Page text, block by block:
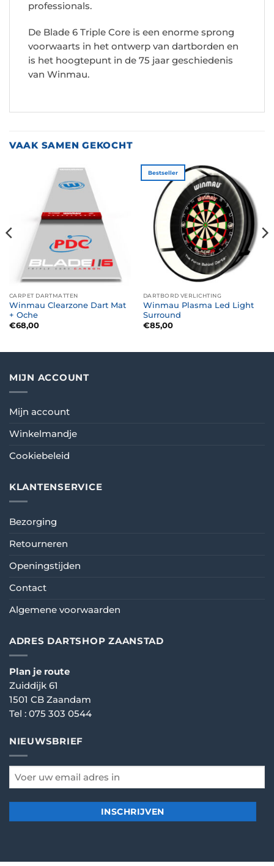
professionals.
De Blade 6 Triple Core is een enorme sprong
voorwaarts in het ontwerp van dartborden en
is het hoogtepunt in de 75 jaar geschiedenis
van Winmau.
VAAK SAMEN GEKOCHT
CARPET DARTMATTEN
Winmau Clearzone Dart Mat
+ Oche
€68,00
Bestseller
DARTBORD VERLICHTING
Winmau Plasma Led Light
Surround
€85,00
MIJN ACCOUNT
Mijn account
Winkelmandje
Cookiebeleid
KLANTENSERVICE
Bezorging
Retourneren
Openingstijden
Contact
Algemene voorwaarden
ADRES DARTSHOP ZAANSTAD
Plan je route
Zuiddijk 61
1501 CB Zaandam
Tel : 075 303 0544
NIEUWSBRIEF
email
*